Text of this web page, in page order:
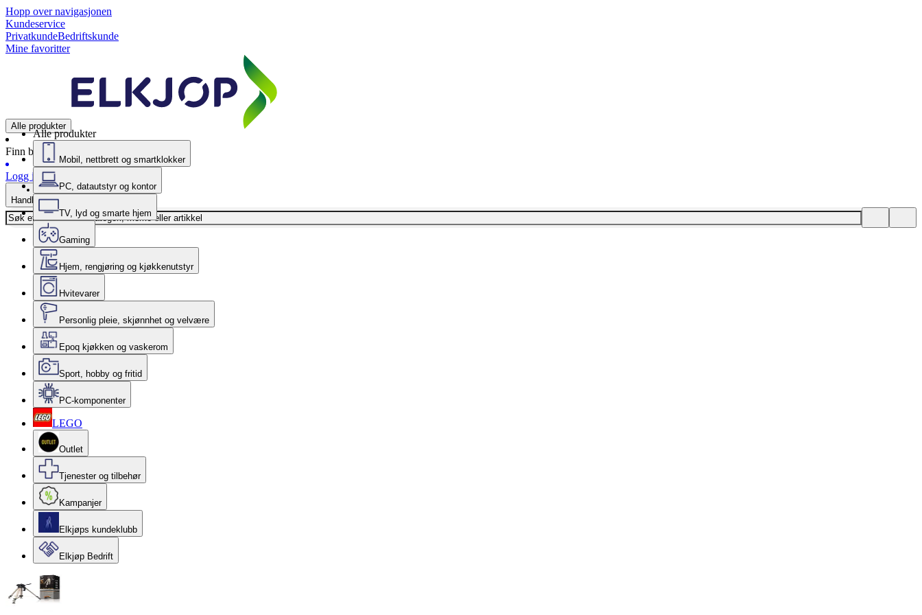
Hopp over navigasjonen
Kundeservice
PrivatkundeBedriftskunde
Mine favoritter
Alle produkter
Finn butikk
Logg inn
Handlekurv
Alle produkter
Mobil, nettbrett og smartklokker
PC, datautstyr og kontor
TV, lyd og smarte hjem
Gaming
Hjem, rengjøring og kjøkkenutstyr
Hvitevarer
Personlig pleie, skjønnhet og velvære
Epoq kjøkken og vaskerom
Sport, hobby og fritid
PC-komponenter
LEGO
Outlet
Tjenester og tilbehør
Kampanjer
Elkjøps kundeklubb
Elkjøp Bedrift